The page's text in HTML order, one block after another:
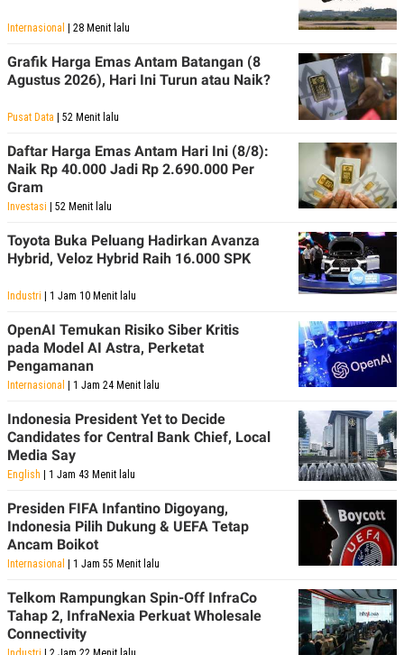
Internasional | 28 Menit lalu
Grafik Harga Emas Antam Batangan (8
Agustus 2026), Hari Ini Turun atau Naik?
Pusat Data | 52 Menit lalu
Daftar Harga Emas Antam Hari Ini (8/8):
Naik Rp 40.000 Jadi Rp 2.690.000 Per
Gram
Investasi | 52 Menit lalu
Toyota Buka Peluang Hadirkan Avanza
Hybrid, Veloz Hybrid Raih 16.000 SPK
Industri | 1 Jam 10 Menit lalu
OpenAI Temukan Risiko Siber Kritis
pada Model AI Astra, Perketat
Pengamanan
Internasional | 1 Jam 24 Menit lalu
Indonesia President Yet to Decide
Candidates for Central Bank Chief, Local
Media Say
English | 1 Jam 43 Menit lalu
Presiden FIFA Infantino Digoyang,
Indonesia Pilih Dukung & UEFA Tetap
Ancam Boikot
Internasional | 1 Jam 55 Menit lalu
Telkom Rampungkan Spin-Off InfraCo
Tahap 2, InfraNexia Perkuat Wholesale
Connectivity